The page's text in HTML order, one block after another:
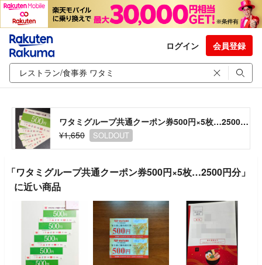
ログイン 会員登録
ワタミグループ共通クーポン券500円×5枚…2500円分
¥1,650
SOLDOUT
「ワタミグループ共通クーポン券500円×5枚…2500円分」
に近い商品